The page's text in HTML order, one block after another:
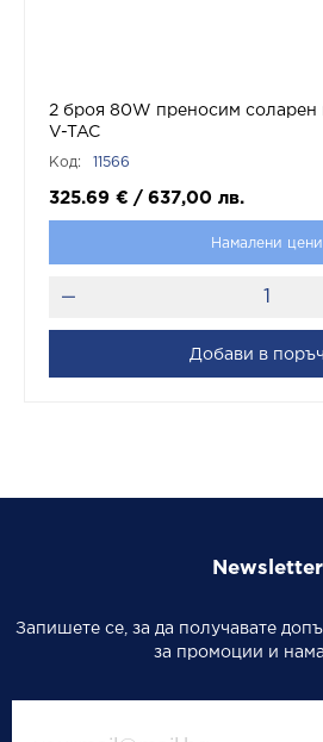
2 броя 80W преносим соларен
V-TAC
Код: 11566
325.69 € / 637,00 лв.
Намалени цени
Добави в
Newsletter
Запишете се, за да получавате
за промоции и